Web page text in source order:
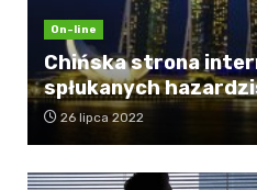
On-line
Chińska strona
spłukanych
26 lipca 2022